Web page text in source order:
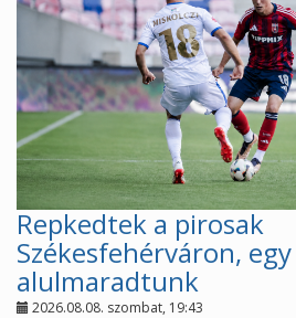
Repkedtek a pirosak
Székesfehérváron,
alulmaradtunk
2026.08.08. szombat, 19:43